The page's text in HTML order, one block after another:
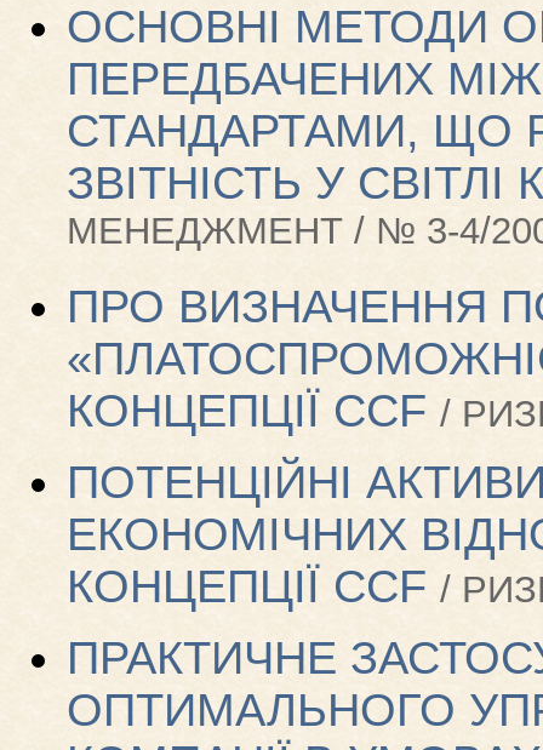
ОСНОВНІ МЕТОДИ
ПЕРЕДБАЧЕНИХ
СТАНДАРТАМИ, ЩО
ЗВІТНІСТЬ У СВІТЛІ
МЕНЕДЖМЕНТ / № 3-4/
ПРО ВИЗНАЧЕННЯ
КОНЦЕПЦІЇ CCF /
ПОТЕНЦІЙНІ
ЕКОНОМІЧНИХ
КОНЦЕПЦІЇ CCF /
ПРАКТИЧНЕ
ОПТИМАЛЬНОГО